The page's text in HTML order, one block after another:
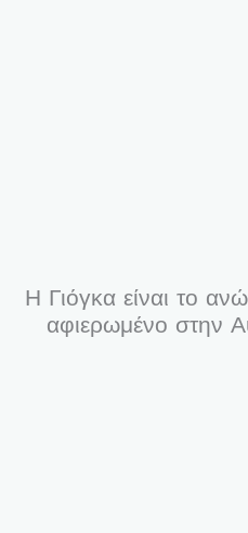
Η Γιόγκα είναι το
αφιερωμένο στην